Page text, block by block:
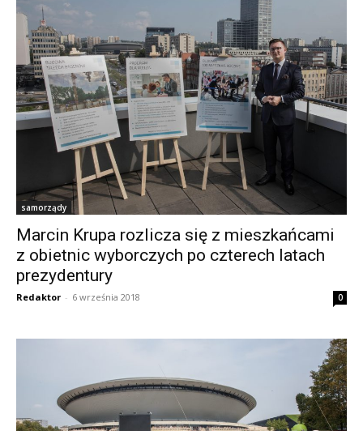
samorządy
Marcin Krupa rozlicza się z mieszkańcami
z obietnic wyborczych po czterech latach
prezydentury
Redaktor - 6 września 2018 0